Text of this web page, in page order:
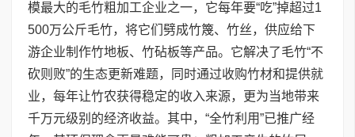
模最大的毛竹粗加工企业之一，它每年要“吃”掉超过1
500万公斤毛竹，将它们劈成竹篾、竹丝，供应给下
游企业制作竹地板、竹砧板等产品。它解决了毛竹“不
砍则败”的生态更新难题，同时通过收购竹材和提供就
业，每年让竹农获得稳定的收入来源，更为当地带来
千万元级别的经济收益。其中，“全竹利用”已推广经